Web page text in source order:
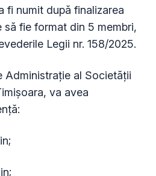
fi numit după finalizarea
fie format din 5 membri,
Legii nr. 158/2025.
Administrație al Societății
va avea